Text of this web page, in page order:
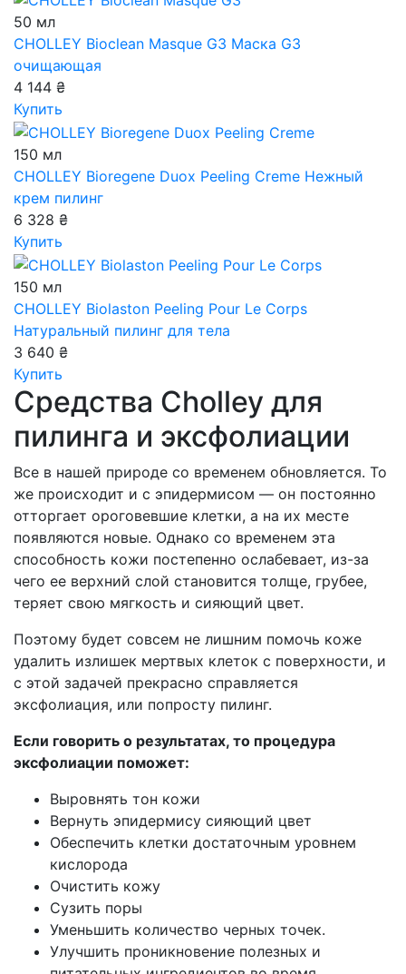
50 мл
CHOLLEY Bioclean Masque G3 Маска G3
очищающая
4 144 ₴
Купить
150 мл
CHOLLEY Bioregene Duox Peeling Creme Нежный
крем пилинг
6 328 ₴
Купить
150 мл
CHOLLEY Biolaston Peeling Pour Le Corps
Натуральный пилинг для тела
3 640 ₴
Купить
Средства Cholley для
пилинга и эксфолиации
Все в нашей природе со временем обновляется. То
же происходит и с эпидермисом — он постоянно
отторгает ороговевшие клетки, а на их месте
появляются новые. Однако со временем эта
способность кожи постепенно ослабевает, из-за
чего ее верхний слой становится толще, грубее,
теряет свою мягкость и сияющий цвет.
Поэтому будет совсем не лишним помочь коже
удалить излишек мертвых клеток с поверхности, и
с этой задачей прекрасно справляется
эксфолиация, или попросту пилинг.
Если говорить о результатах, то процедура
эксфолиации поможет:
Выровнять тон кожи
Вернуть эпидермису сияющий цвет
Обеспечить клетки достаточным уровнем
кислорода
Очистить кожу
Сузить поры
Уменьшить количество черных точек.
Улучшить проникновение полезных и